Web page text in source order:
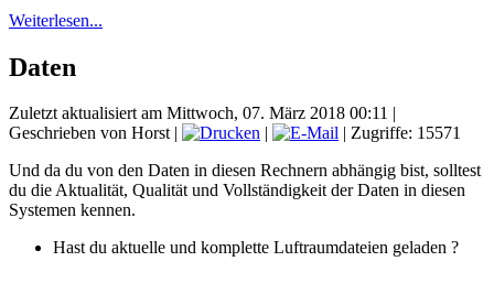
Weiterlesen...
Daten
Zuletzt aktualisiert am Mittwoch, 07. März 2018 00:11 |
Geschrieben von Horst| |
| Zugriffe: 15571
Und da du von den Daten in diesen Rechnern abhängig bist, solltest
du die Aktualität, Qualität und Vollständigkeit der Daten in diesen
Systemen kennen.
Hast du aktuelle und komplette Luftraumdateien geladen ?